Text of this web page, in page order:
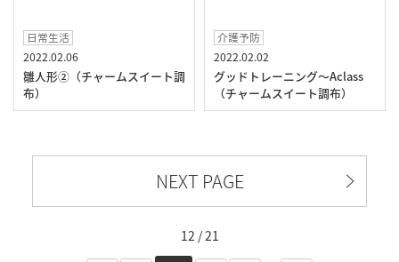
日常生活
2022.02.06
雛人形②（チャームスイート調
布）
介護予防
2022.02.02
グッドトレーニング～Aclass
（チャームスイート調布）
NEXT PAGE
12 / 21